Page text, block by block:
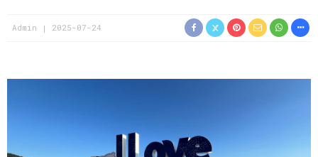
Admin 2025-07-24